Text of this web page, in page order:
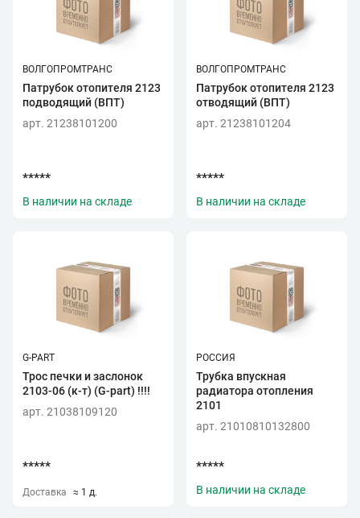
ВОЛГОПРОМТРАНС
Патрубок отопителя 2123
подводящий (ВПТ)
арт. 21238101200
*****
В наличии на складе
ВОЛГОПРОМТРАНС
Патрубок отопителя 2123
отводящий (ВПТ)
арт. 21238101204
*****
В наличии на складе
G-PART
Трос печки и заслонок
2103-06 (к-т) (G-part) !!!!
арт. 21038109120
*****
Доставка ≈ 1 д.
РОССИЯ
Трубка впускная
радиатора отопления
2101
арт. 21010810132800
*****
В наличии на складе